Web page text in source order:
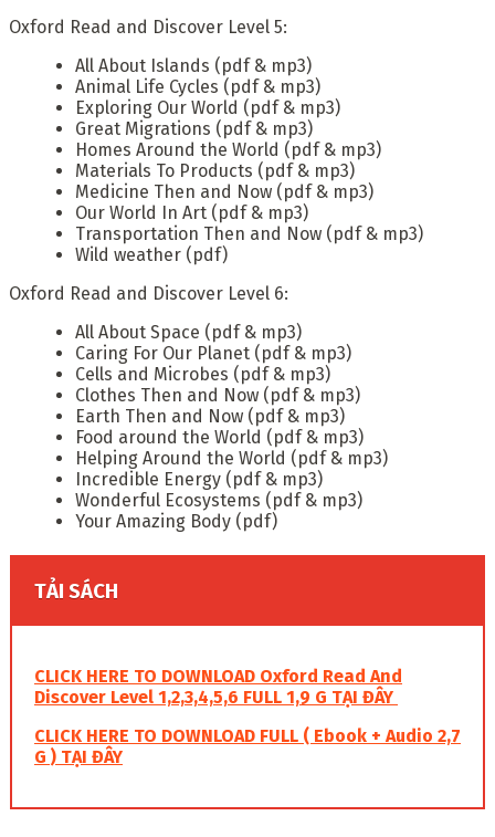
Oxford Read and Discover Level 5:
All About Islands (pdf & mp3)
Animal Life Cycles (pdf & mp3)
Exploring Our World (pdf & mp3)
Great Migrations (pdf & mp3)
Homes Around the World (pdf & mp3)
Materials To Products (pdf & mp3)
Medicine Then and Now (pdf & mp3)
Our World In Art (pdf & mp3)
Transportation Then and Now (pdf & mp3)
Wild weather (pdf)
Oxford Read and Discover Level 6:
All About Space (pdf & mp3)
Caring For Our Planet (pdf & mp3)
Cells and Microbes (pdf & mp3)
Clothes Then and Now (pdf & mp3)
Earth Then and Now (pdf & mp3)
Food around the World (pdf & mp3)
Helping Around the World (pdf & mp3)
Incredible Energy (pdf & mp3)
Wonderful Ecosystems (pdf & mp3)
Your Amazing Body (pdf)
TẢI SÁCH
CLICK HERE TO DOWNLOAD Oxford Read And
Discover Level 1,2,3,4,5,6 FULL 1,9 G TẠI ĐÂY
CLICK HERE TO DOWNLOAD F ULL ( Ebook + Audio 2,7
G ) TẠI ĐÂY